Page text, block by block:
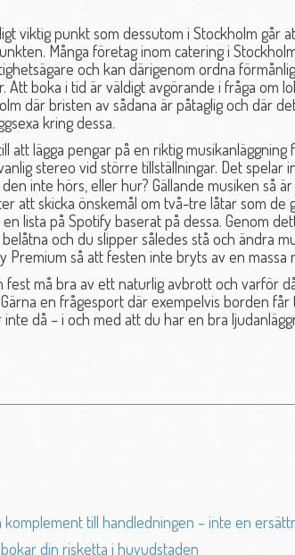
viktig punkt som dessutom i Stockholm går
Många företag inom catering i
och kan därigenom ordna
Att boka i tid är väldigt avgörande i fråga om
där bristen av sådana är påtaglig och där
kring dessa.
att lägga pengar på en riktig musikanläggning
stereo vid större tillställningar. Det spelar
inte hörs, eller hur? Gällande musiken så
att skicka önskemål om två-tre låtar som de
lista på Spotify baserat på dessa. Genom
och du slipper således stå och ändra
Premium så att festen inte bryts av en massa
fest må bra av ett naturlig avbrott och varför
en frågesport där exempelvis borden får
då – i och med att du har en bra
komplement till handledningen – inte en
din risketta i huvudstaden